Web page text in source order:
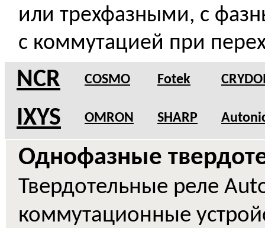
или трехфазными, с
с коммутацией при
NCR COSMO Fotek
IXYS OMRON SHARP
Однофазные т
Твердотельные реле
коммутационные